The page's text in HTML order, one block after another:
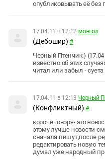
опубликовывать её без
17.04.11 в 12:12 монгол
(Дебошир) #
Черный Птенчик:)
известно об этих
читал или забыл - суета
17.04.11 в 12:13 Черный
(Конфликтный) #
короче говоря- это
этому лучше новости
сначала пишут,после
редактировать новую
думал уже народный